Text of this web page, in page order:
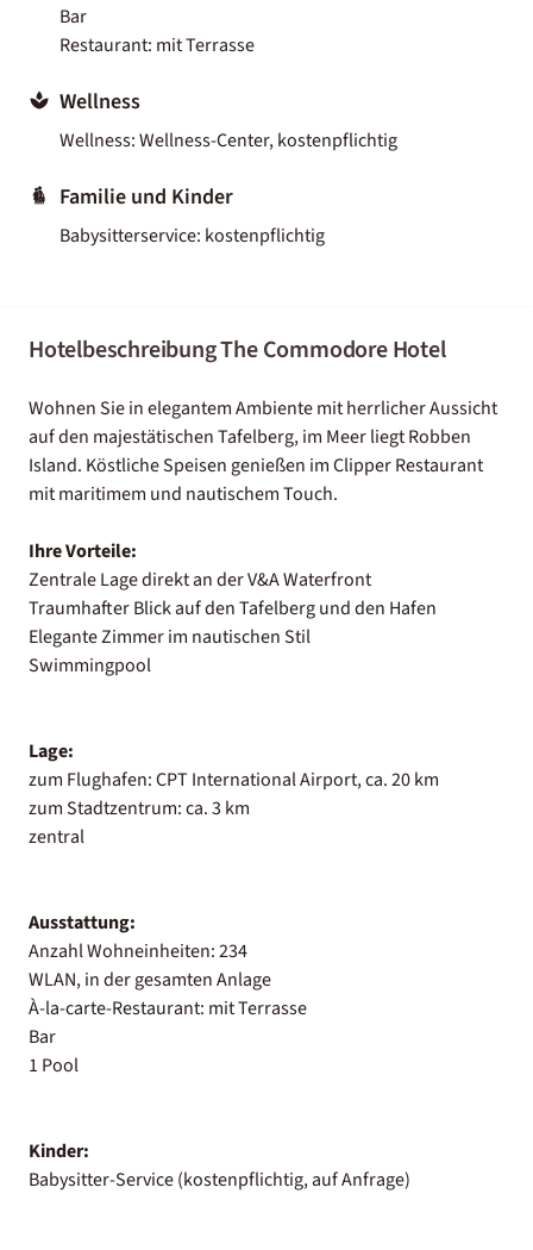
Bar
Restaurant: mit Terrasse
Wellness
Wellness: Wellness-Center, kostenpflichtig
Familie und Kinder
Babysitterservice: kostenpflichtig
Hotelbeschreibung The Commodore Hotel
Wohnen Sie in elegantem Ambiente mit herrlicher Aussicht
auf den majestätischen Tafelberg, im Meer liegt Robben
Island. Köstliche Speisen genießen im Clipper Restaurant
mit maritimem und nautischem Touch.
Ihre Vorteile:
Zentrale Lage direkt an der V&A Waterfront
Traumhafter Blick auf den Tafelberg und den Hafen
Elegante Zimmer im nautischen Stil
Swimmingpool
Lage:
zum Flughafen: CPT International Airport, ca. 20 km
zum Stadtzentrum: ca. 3 km
zentral
Ausstattung:
Anzahl Wohneinheiten: 234
WLAN, in der gesamten Anlage
À-la-carte-Restaurant: mit Terrasse
Bar
1 Pool
Kinder:
Babysitter-Service (kostenpflichtig, auf Anfrage)